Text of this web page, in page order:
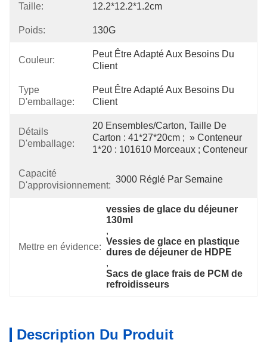
Taille: 12.2*12.2*1.2cm
Poids: 130G
Couleur:
Peut Être Adapté Aux Besoins Du
Client
Type
D'emballage:
Peut Être Adapté Aux Besoins Du
Client
Détails
D'emballage:
20 Ensembles/carton, Taille De
Carton : 41*27*20cm ;  » Conteneur
1*20 : 101610 Morceaux ; Conteneur
Capacité
D'approvisionnement:
3000 Réglé Par Semaine
Mettre en évidence:
vessies de glace du déjeuner
130ml
,
Vessies de glace en plastique
dures de déjeuner de HDPE
,
Sacs de glace frais de PCM de
refroidisseurs
Description Du Produit